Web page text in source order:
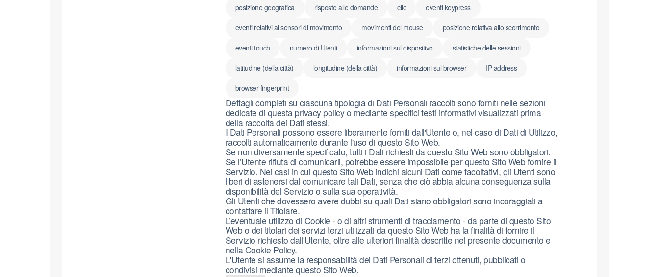
posizione geografica risposte alle domande clic eventi keypress
eventi relativi ai sensori di movimento movimenti del mouse posizione relativa allo scorrimento
eventi touch numero di Utenti informazioni sul dispositivo statistiche delle sessioni
latitudine (della città) longitudine (della città) informazioni sul browser IP address
browser fingerprint
Dettagli completi su ciascuna tipologia di Dati Personali raccolti sono forniti nelle sezioni
dedicate di questa privacy policy o mediante specifici testi informativi visualizzati prima
della raccolta dei Dati stessi.
I Dati Personali possono essere liberamente forniti dall'Utente o, nel caso di Dati di Utilizzo,
raccolti automaticamente durante l'uso di questo Sito Web.
Se non diversamente specificato, tutti i Dati richiesti da questo Sito Web sono obbligatori.
Se l’Utente rifiuta di comunicarli, potrebbe essere impossibile per questo Sito Web fornire il
Servizio. Nei casi in cui questo Sito Web indichi alcuni Dati come facoltativi, gli Utenti sono
liberi di astenersi dal comunicare tali Dati, senza che ciò abbia alcuna conseguenza sulla
disponibilità del Servizio o sulla sua operatività.
Gli Utenti che dovessero avere dubbi su quali Dati siano obbligatori sono incoraggiati a
contattare il Titolare.
L’eventuale utilizzo di Cookie - o di altri strumenti di tracciamento - da parte di questo Sito
Web o dei titolari dei servizi terzi utilizzati da questo Sito Web ha la finalità di fornire il
Servizio richiesto dall'Utente, oltre alle ulteriori finalità descritte nel presente documento e
nella Cookie Policy.
L'Utente si assume la responsabilità dei Dati Personali di terzi ottenuti, pubblicati o
condivisi mediante questo Sito Web.